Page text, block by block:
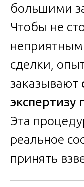
большими
Чтобы не
сделки,
заказывают
экспертизу
Эта
реальное
принять